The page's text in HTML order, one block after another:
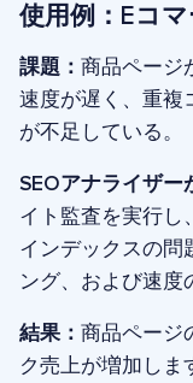
使用例：Eコマ
課題： 商品ページ
速度が遅く、重複
が不足している。
SEOアナライザー
イト監査を実行し
インデックスの問
ング、および速度
結果： 商品ページ
ク売上が増加しま